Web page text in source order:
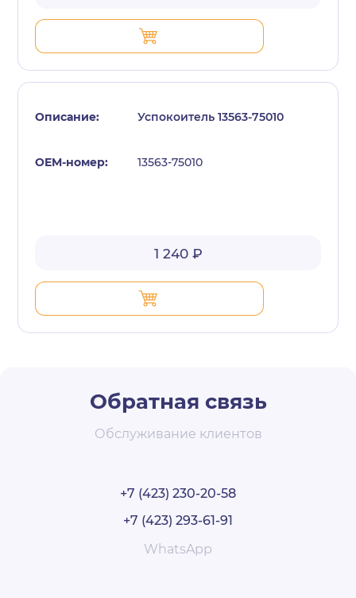
Успокоитель 13563-75010
13563-75010
1 240 ₽
Обратная связь
Обслуживание клиентов
+7 (423) 230-20-58
+7 (423) 293-61-91
WhatsApp